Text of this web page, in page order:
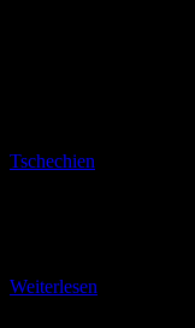
Tschechien
Weiterlesen